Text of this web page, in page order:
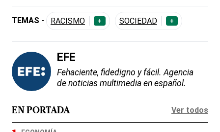
TEMAS - RACISMO + SOCIEDAD +
EFE
Fehaciente, fidedigno y fácil. Agencia
de noticias multimedia en español.
EN PORTADA Ver todos